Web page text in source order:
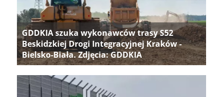
GDDKIA szuka wykonawców trasy S52
Beskidzkiej Drogi Integracyjnej Kraków -
Bielsko-Biała. Zdjęcia: GDDKIA